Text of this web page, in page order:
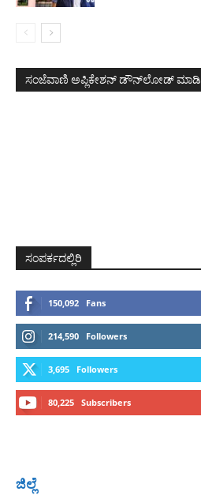
ಸಂಜೆವಾಣಿ ಅಪ್ಲಿಕೇಶನ್ ಡೌನ್‌ಲೋಡ್ ಮಾಡಿ
ಸಂಪರ್ಕದಲ್ಲಿರಿ
150,092 Fans
214,590 Followers
3,695 Followers
80,225 Subscribers
ಜಿಲ್ಲೆ